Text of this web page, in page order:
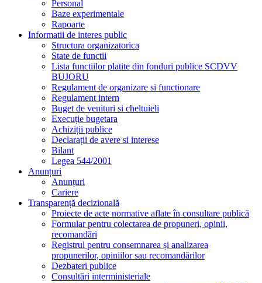
Anunțuri
Anunțuri
Cariere
Transparență decizională
Proiecte de acte normative aflate în consultare publică
Formular pentru colectarea de propuneri, opinii,
recomandări
Registrul pentru consemnarea și analizarea
propunerilor, opiniilor sau recomandărilor
Dezbateri publice
Consultări interministeriale
Proiecte de acte normative pentru care nu pot fi trimise
sugestii
Proiecte de acte normative adoptate
Ședințe publice / Anunțuri / Minute
Rapoarte ale aplicării Legii nr. 52/2003
Numele și prenumele persoanei desemnate responsabile
pentru relația cu societatea civilă
Registrul asociațiilor, fundațiilor și federațiilor luate în
evidență de instituție
Integritate instituțională
Produse
Vin
Portaltoi
Vite altoite
Analize fizico-chimice si microbiologice
Contact